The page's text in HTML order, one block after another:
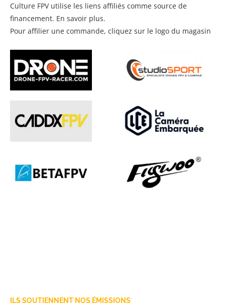
Culture FPV utilise les liens affiliés comme source de
financement. En savoir plus.
Pour affilier une commande, cliquez sur le logo du magasin
ILS SOUTIENNENT NOS ÉMISSIONS